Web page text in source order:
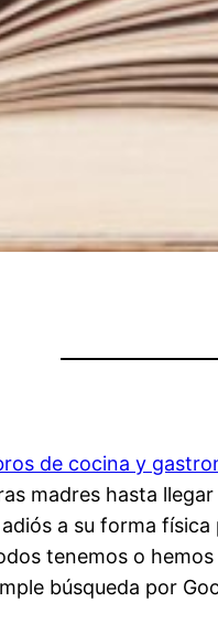
de cocina y
madres hasta
a su forma
tenemos o
búsqueda por